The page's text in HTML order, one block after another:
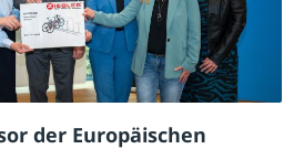
der Europäischen